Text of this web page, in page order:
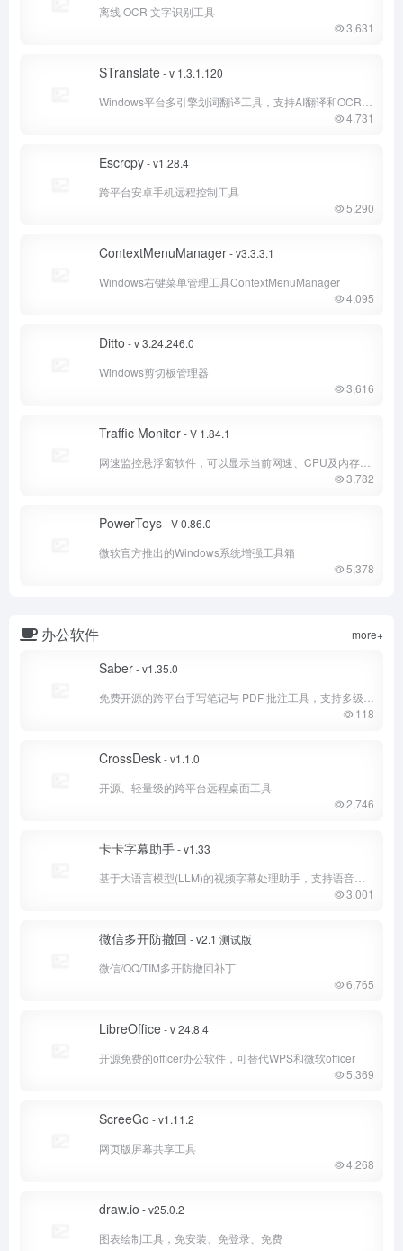
离线 OCR 文字识别工具
3,631
STranslate- v 1.3.1.120
4,731
Escrcpy- v1.28.4
跨平台安卓手机远程控制工具
5,290
ContextMenuManager- v3.3.3.1
Windows右键菜单管理工具ContextMenuManager
4,095
Ditto - v 3.24.246.0
Windows剪切板管理器
3,616
Traffic Monitor- V 1.84.1
3,782
PowerToys- V 0.86.0
微软官方推出的Windows系统增强工具箱
5,378
办公软件 more+
Saber- v1.35.0
118
CrossDesk- v1.1.0
开源、轻量级的跨平台远程桌面工具
2,746
卡卡字幕助手- v1.33
3,001
微信多开防撤回 - v2.1 测试版
微信/QQ/TIM多开防撤回补丁
6,765
LibreOffice- v 24.8.4
开源免费的officer办公软件，可替代WPS和微软officer
5,369
ScreeGo - v1.11.2
网页版屏幕共享工具
4,268
draw.io - v25.0.2
图表绘制工具，免安装、免登录、免费